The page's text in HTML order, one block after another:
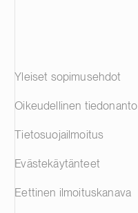
Yleiset sopimusehdot
Oikeudellinen tiedonanto
Tietosuojailmoitus
Evästekäytänteet
Eettinen ilmoituskanava